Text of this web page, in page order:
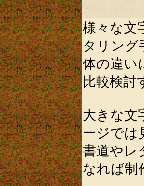
様々な文
タリング
体の違い
比較検討
大きな文
ージでは
書道やレ
なれば制